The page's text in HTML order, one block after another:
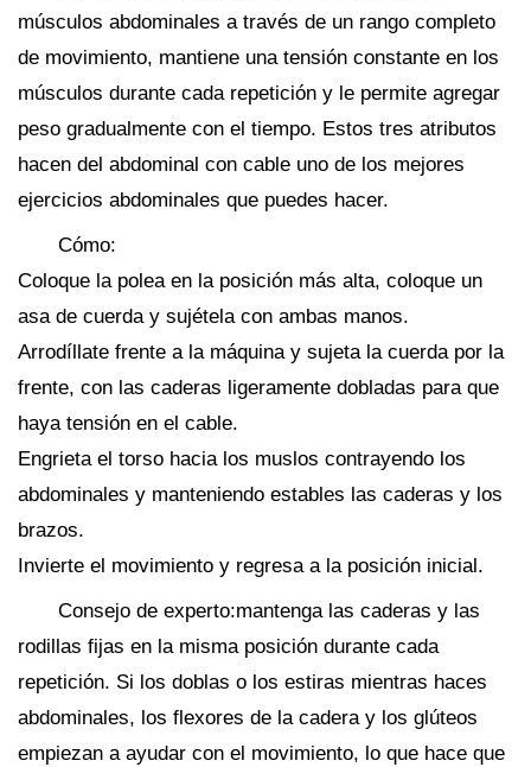
músculos abdominales a través de un rango completo
de movimiento, mantiene una tensión constante en los
músculos durante cada repetición y le permite agregar
peso gradualmente con el tiempo. Estos tres atributos
hacen del abdominal con cable uno de los mejores
ejercicios abdominales que puedes hacer.
Cómo:
Coloque la polea en la posición más alta, coloque un
asa de cuerda y sujétela con ambas manos.
Arrodíllate frente a la máquina y sujeta la cuerda por la
frente, con las caderas ligeramente dobladas para que
haya tensión en el cable.
Engrieta el torso hacia los muslos contrayendo los
abdominales y manteniendo estables las caderas y los
brazos.
Invierte el movimiento y regresa a la posición inicial.
Consejo de experto:mantenga las caderas y las
rodillas fijas en la misma posición durante cada
repetición. Si los doblas o los estiras mientras haces
abdominales, los flexores de la cadera y los glúteos
empiezan a ayudar con el movimiento, lo que hace que